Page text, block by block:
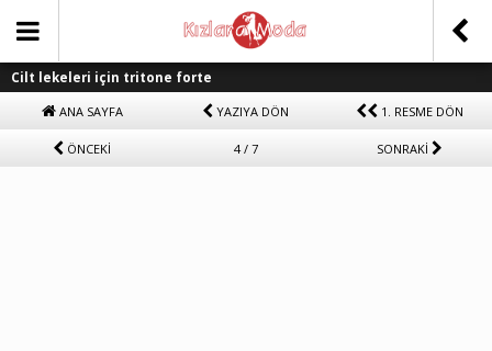
Cilt lekeleri için tritone forte
ANA SAYFA YAZIYA DÖN 1. RESME DÖN
ÖNCEKİ 4 / 7 SONRAKİ